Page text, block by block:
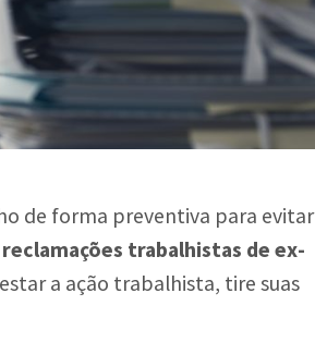
de forma preventiva para evitar
trabalhistas de ex-
a ação trabalhista, tire suas